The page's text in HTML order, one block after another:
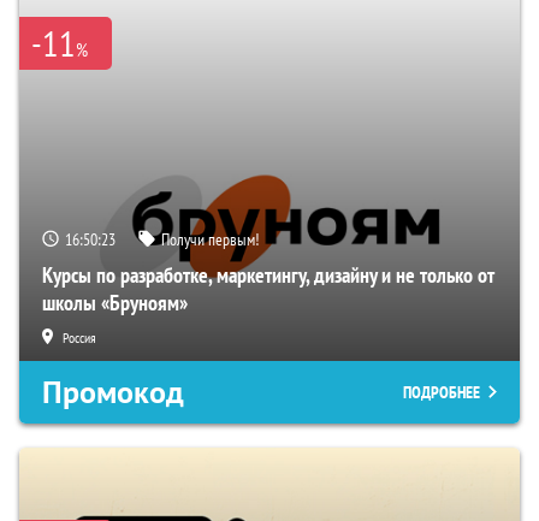
-11%
16:50:22 Получи первым!
Курсы по разработке, маркетингу, дизайну и не только от
школы «Бруноям»
Россия
Промокод ПОДРОБНЕЕ